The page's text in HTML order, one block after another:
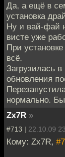
Да, а ещё в
установка
Ну и вай-фай
висте уже
При
всё.
Загрузилась
обновления
нормально.
Zx7R »
#713 | 22.10.09
Кому: Zx7R,